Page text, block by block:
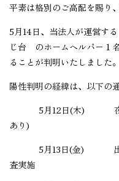
平素は格別のご高配を賜り
5月14日、当法人が運営す
じ台 のホームヘルパー１
ることが判明いたしました。
陽性判明の経緯は、以下の
5月12日(木) 夜にな
あり)
5月13日(金) 出勤を
査実施